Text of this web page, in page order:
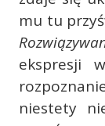
mu tu
ekspresji
niestety